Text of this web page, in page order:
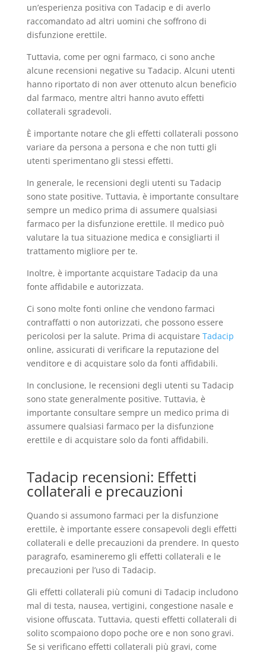
un’esperienza positiva con Tadacip e di averlo
raccomandato ad altri uomini che soffrono di
disfunzione erettile.
Tuttavia, come per ogni farmaco, ci sono anche
alcune recensioni negative su Tadacip. Alcuni utenti
hanno riportato di non aver ottenuto alcun beneficio
dal farmaco, mentre altri hanno avuto effetti
collaterali sgradevoli.
È importante notare che gli effetti collaterali possono
variare da persona a persona e che non tutti gli
utenti sperimentano gli stessi effetti.
In generale, le recensioni degli utenti su Tadacip
sono state positive. Tuttavia, è importante consultare
sempre un medico prima di assumere qualsiasi
farmaco per la disfunzione erettile. Il medico può
valutare la tua situazione medica e consigliarti il
trattamento migliore per te.
Inoltre, è importante acquistare Tadacip da una
fonte affidabile e autorizzata.
Ci sono molte fonti online che vendono farmaci
contraffatti o non autorizzati, che possono essere
pericolosi per la salute. Prima di acquistare Tadacip
online, assicurati di verificare la reputazione del
venditore e di acquistare solo da fonti affidabili.
In conclusione, le recensioni degli utenti su Tadacip
sono state generalmente positive. Tuttavia, è
importante consultare sempre un medico prima di
assumere qualsiasi farmaco per la disfunzione
erettile e di acquistare solo da fonti affidabili.
Tadacip recensioni: Effetti
collaterali e precauzioni
Quando si assumono farmaci per la disfunzione
erettile, è importante essere consapevoli degli effetti
collaterali e delle precauzioni da prendere. In questo
paragrafo, esamineremo gli effetti collaterali e le
precauzioni per l’uso di Tadacip.
Gli effetti collaterali più comuni di Tadacip includono
mal di testa, nausea, vertigini, congestione nasale e
visione offuscata. Tuttavia, questi effetti collaterali di
solito scompaiono dopo poche ore e non sono gravi.
Se si verificano effetti collaterali più gravi, come